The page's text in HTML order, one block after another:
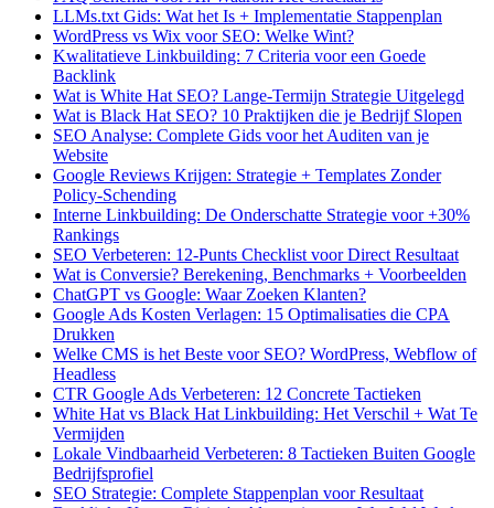
LLMs.txt Gids: Wat het Is + Implementatie Stappenplan
WordPress vs Wix voor SEO: Welke Wint?
Kwalitatieve Linkbuilding: 7 Criteria voor een Goede
Backlink
Wat is White Hat SEO? Lange-Termijn Strategie Uitgelegd
Wat is Black Hat SEO? 10 Praktijken die je Bedrijf Slopen
SEO Analyse: Complete Gids voor het Auditen van je
Website
Google Reviews Krijgen: Strategie + Templates Zonder
Policy-Schending
Interne Linkbuilding: De Onderschatte Strategie voor +30%
Rankings
SEO Verbeteren: 12-Punts Checklist voor Direct Resultaat
Wat is Conversie? Berekening, Benchmarks + Voorbeelden
ChatGPT vs Google: Waar Zoeken Klanten?
Google Ads Kosten Verlagen: 15 Optimalisaties die CPA
Drukken
Welke CMS is het Beste voor SEO? WordPress, Webflow of
Headless
CTR Google Ads Verbeteren: 12 Concrete Tactieken
White Hat vs Black Hat Linkbuilding: Het Verschil + Wat Te
Vermijden
Lokale Vindbaarheid Verbeteren: 8 Tactieken Buiten Google
Bedrijfsprofiel
SEO Strategie: Complete Stappenplan voor Resultaat